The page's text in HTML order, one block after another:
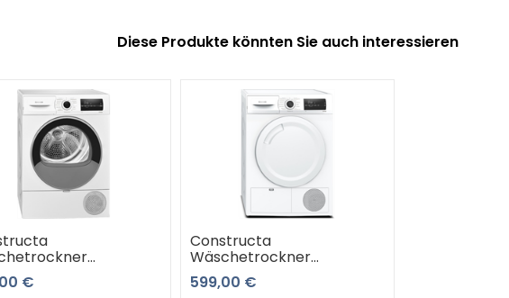
Diese Produkte könnten Sie auch interessieren
€
Constructa
Wäschetrockner
CWK3R208
599,00 €